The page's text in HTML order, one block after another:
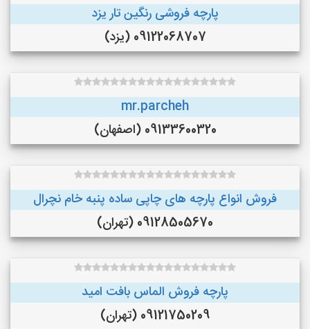
پارچه فروشی رنگین تار یزد
09122068707 (یزد)
mr.parcheh
09133600320 (اصفهان)
فروش انواع پارچه های چاپی ساده پنبه خام نچرال
09128505670 (تهران)
پارچه فروش الماس بافت امید
09121750209 (تهران)